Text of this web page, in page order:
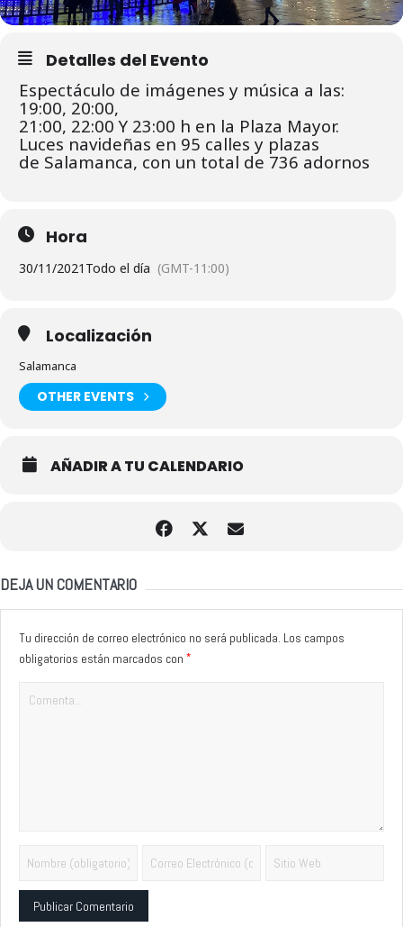
Detalles del Evento
Espectáculo de imágenes y música a las:
19:00, 20:00,
21:00, 22:00 Y 23:00 h en la Plaza Mayor.
Luces navideñas en 95 calles y plazas
de Salamanca, con un total de 736 adornos
Hora
30/11/2021 Todo el día (GMT-11:00)
Localización
Salamanca
OTHER EVENTS
AÑADIR A TU CALENDARIO
DEJA UN COMENTARIO
Tu dirección de correo electrónico no será publicada. Los campos
obligatorios están marcados con *